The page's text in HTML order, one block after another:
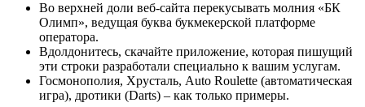
Во верхней доли веб-сайта перекусывать молния «БК
Олимп», ведущая буква букмекерской платформе
оператора.
Вдолдонитесь, скачайте приложение, которая пишущий
эти строки разработали специально к вашим услугам.
Госмонополия, Хрусталь, Auto Roulette (автоматическая
игра), дротики (Darts) – как только примеры.